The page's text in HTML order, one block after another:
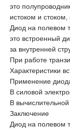
это
истоком и стоком,
Диод на полевом
это встроенный
за внутренней
При работе
Характеристики
Применение
В силовой
В вычислительной
Заключение
Диод на полевом